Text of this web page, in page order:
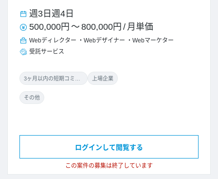
週3日 週4日
500,000円 ～ 800,000円 / 月単価
Webディレクター Webデザイナー
Webマーケター
受託サービス
上場企業
その他
この案件の募集は終了しています
ログインして閲覧する